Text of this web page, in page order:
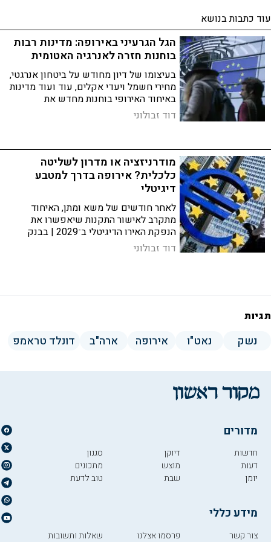
עוד כתבות בנושא
הגל הגרעיני באירופה: מדינות רבות
בוחנות חזרה לאנרגיה האטומית
בעיצומו של דיון מחודש על ביטחון אנרגטי,
מחירי חשמל ויעדי אקלים, עוד ועוד מדינות
באיחוד האירופי בוחנות מחדש את
האפשרות לשוב ולהשקיע באנרגיה גרעינית
- לאחר שנים של הסתייגות ואף התנגדות
דוד זבולוני
מודרניזציה או מדרון לשליטה
כלכלית? אירופה בדרך למטבע
דיגיטלי
לאחר חודשים של משא ומתן, האיחוד
מתקרב לאישור התקנות שיאפשרו את
הנפקת האירו הדיגיטלי ב־2029 | בבנק
המרכזי מבטיחים ריבונות מוניטרית, אך
המתנגדים מזהירים מפני כוח חסר תקדים
דוד זבולוני
תגיות
נשק נאט"ו אירופה ארה"ב דונלד טראמפ
מדורים
חדשות
דעות
יומן
דיוקן
מוצש
שבת
סגנון
מתכונים
טוב לדעת
מידע כללי
צור קשר
פרסמו אצלנו
שאלות ותשובות